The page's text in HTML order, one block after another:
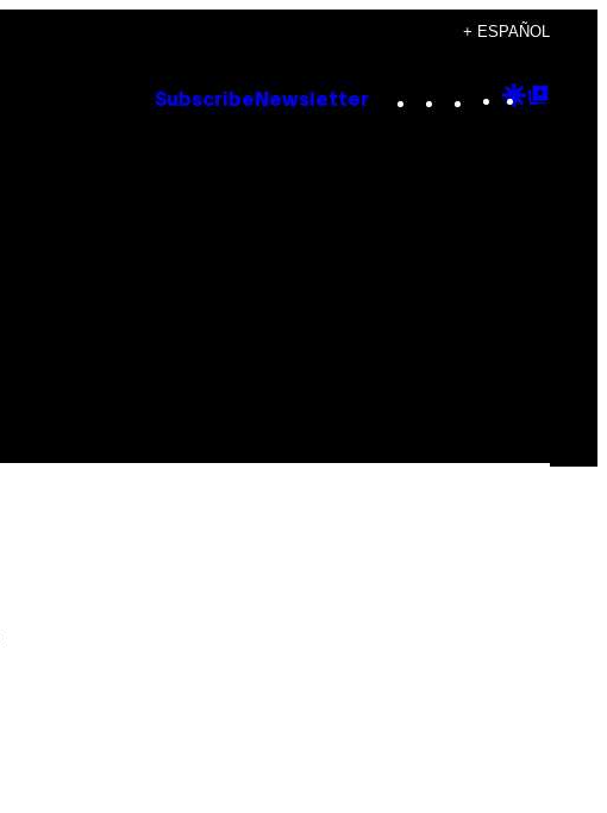
+ ESPAÑOL
Subscribe Newsletter Instagram
TikTok
YouTube
Google